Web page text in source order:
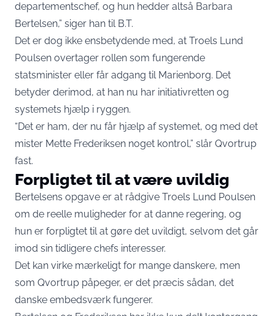
departementschef, og hun hedder altså Barbara
Bertelsen,” siger han til B.T.
Det er dog ikke ensbetydende med, at Troels Lund
Poulsen overtager rollen som fungerende
statsminister eller får adgang til Marienborg. Det
betyder derimod, at han nu har initiativretten og
systemets hjælp i ryggen.
“Det er ham, der nu får hjælp af systemet, og med det
mister Mette Frederiksen noget kontrol,” slår Qvortrup
fast.
Forpligtet til at være uvildig
Bertelsens opgave er at rådgive Troels Lund Poulsen
om de reelle muligheder for at danne regering, og
hun er forpligtet til at gøre det uvildigt, selvom det går
imod sin tidligere chefs interesser.
Det kan virke mærkeligt for mange danskere, men
som Qvortrup påpeger, er det præcis sådan, det
danske embedsværk fungerer.